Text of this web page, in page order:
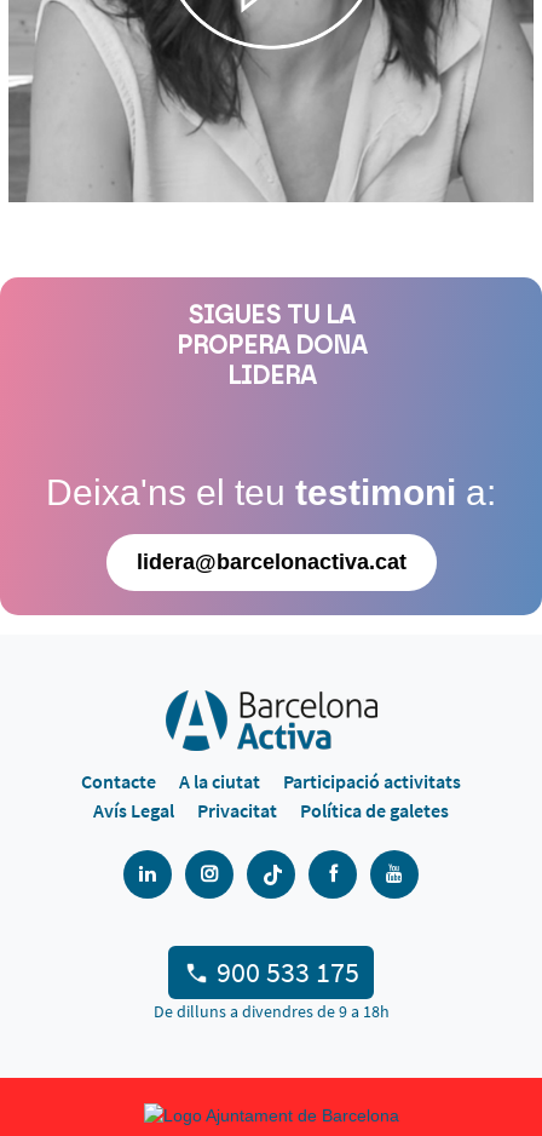
SIGUES TU LA
PROPERA DONA
LIDERA
Deixa'ns el teu testimoni a:
lidera@barcelonactiva.cat
Contacte A la ciutat
Participació activitats
Avís Legal
Privacitat Política de galetes
900 533 175
De dilluns a divendres de 9 a 18h